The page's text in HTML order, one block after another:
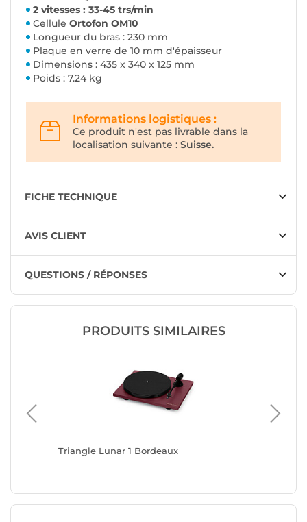
2 vitesses : 33-45 trs/min
Cellule Ortofon OM10
Longueur du bras : 230 mm
Plaque en verre de 10 mm d'épaisseur
Dimensions : 435 x 340 x 125 mm
Poids : 7.24 kg
Informations logistiques :
Ce produit n'est pas livrable dans la
localisation suivante : Suisse.
FICHE TECHNIQUE
AVIS CLIENT
QUESTIONS / RÉPONSES
PRODUITS SIMILAIRES
Triangle Lunar 1 Bordeaux